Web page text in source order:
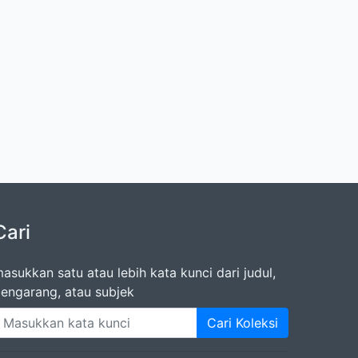
satu atau lebih kata kunci dari judul,
atau subjek
Cari Koleksi